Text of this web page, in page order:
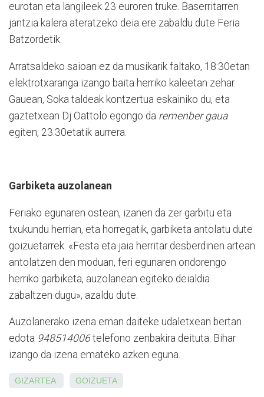
eurotan eta langileek 23 euroren truke. Baserritarren
jantzia kalera ateratzeko deia ere zabaldu dute Feria
Batzordetik.
Arratsaldeko saioan ez da musikarik faltako, 18:30etan
elektrotxaranga izango baita herriko kaleetan zehar.
Gauean, Soka taldeak kontzertua eskainiko du, eta
gaztetxean Dj Oattolo egongo da remenber gaua
egiten, 23:30etatik aurrera.
Garbiketa auzolanean
Feriako egunaren ostean, izanen da zer garbitu eta
txukundu herrian, eta horregatik, garbiketa antolatu dute
goizuetarrek. «Festa eta jaia herritar desberdinen artean
antolatzen den moduan, feri egunaren ondorengo
herriko garbiketa, auzolanean egiteko deialdia
zabaltzen dugu», azaldu dute.
Auzolanerako izena eman daiteke udaletxean bertan
edota 948514006telefono zenbakira deituta. Bihar
izango da izena emateko azken eguna.
GIZARTEA GOIZUETA